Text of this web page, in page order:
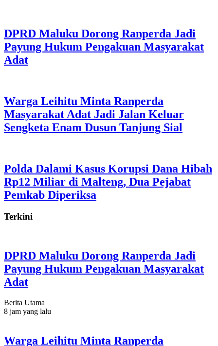
DPRD Maluku Dorong Ranperda Jadi
Payung Hukum Pengakuan Masyarakat
Adat
Warga Leihitu Minta Ranperda
Masyarakat Adat Jadi Jalan Keluar
Sengketa Enam Dusun Tanjung Sial
Polda Dalami Kasus Korupsi Dana Hibah
Rp12 Miliar di Malteng, Dua Pejabat
Pemkab Diperiksa
Terkini
DPRD Maluku Dorong Ranperda Jadi
Payung Hukum Pengakuan Masyarakat
Adat
Berita Utama
8 jam yang lalu
Warga Leihitu Minta Ranperda